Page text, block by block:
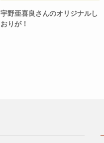
宇野亜喜良さんのオリジナルし
おりが！